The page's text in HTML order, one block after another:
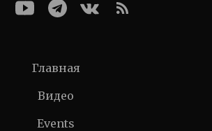
Главная
Видео
Events